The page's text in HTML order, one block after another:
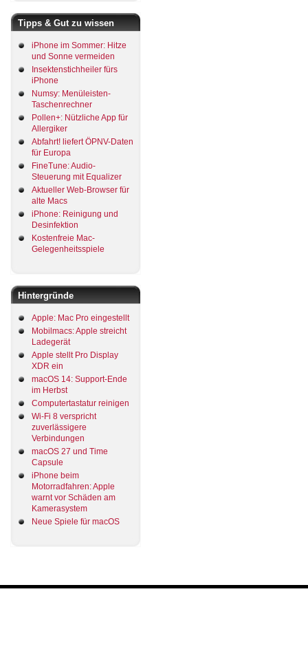
Tipps & Gut zu wissen
iPhone im Sommer: Hitze
und Sonne vermeiden
Insektenstichheiler fürs
iPhone
Numsy: Menüleisten-
Taschenrechner
Pollen+: Nützliche App für
Allergiker
Abfahrt! liefert ÖPNV-Daten
für Europa
FineTune: Audio-
Steuerung mit Equalizer
Aktueller Web-Browser für
alte Macs
iPhone: Reinigung und
Desinfektion
Kostenfreie Mac-
Gelegenheitsspiele
Hintergründe
Apple: Mac Pro eingestellt
Mobilmacs: Apple streicht
Ladegerät
Apple stellt Pro Display
XDR ein
macOS 14: Support-Ende
im Herbst
Computertastatur reinigen
Wi-Fi 8 verspricht
zuverlässigere
Verbindungen
macOS 27 und Time
Capsule
iPhone beim
Motorradfahren: Apple
warnt vor Schäden am
Kamerasystem
Neue Spiele für macOS